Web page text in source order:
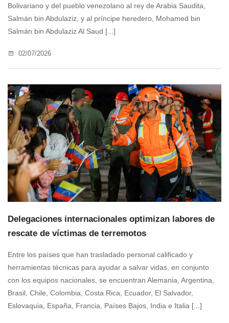
Bolivariano y del pueblo venezolano al rey de Arabia Saudita,
Salmán bin Abdulaziz, y al príncipe heredero, Mohamed bin
Salmán bin Abdulaziz Al Saud [...]
02/07/2026
Delegaciones internacionales optimizan labores de
rescate de víctimas de terremotos
Entre los países que han trasladado personal calificado y
herramientas técnicas para ayudar a salvar vidas, en conjunto
con los equipos nacionales, se encuentran Alemania, Argentina,
Brasil, Chile, Colombia, Costa Rica, Ecuador, El Salvador,
Eslovaquia, España, Francia, Países Bajos, India e Italia [...]